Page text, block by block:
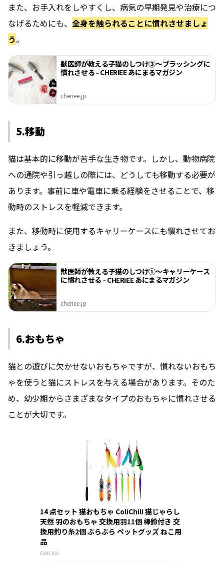
また、お手入れをしやすくし、病気の早期発見や治療につ
なげるためにも、 全身を触られることに慣れさせましょ
う。
獣医師が教える子猫のしつけ③〜ブラッシングに
慣れさせる - CHERIEE あにまるマガジン
cheriee.jp
5.移動
猫は基本的に移動が苦手な生き物です。しかし、動物病院
への通院や引っ越しの際には、どうしても移動する必要が
あります。事前に車や電車に乗る経験をさせることで、移
動時のストレスを軽減できます。
また、移動時に使用するキャリーケースにも慣れさせてお
きましょう。
獣医師が教える子猫のしつけ①〜キャリーケース
に慣れさせる - CHERIEE あにまるマガジン
cheriee.jp
6.おもちゃ
猫との遊びに欠かせないおもちゃですが、慣れないおもち
ゃを使うと猫にストレスを与える場合があります。そのた
め、幼少期からさまざまなタイプのおもちゃに慣れさせる
ことが大切です。
14 点セット 猫おもちゃ ColiChili 猫じゃらし
天然 羽のおもちゃ 交換用羽11個 棒鈴付き 交
換用釣り糸2個 ぶらぶら ペットグッズ ねこ用
品
ColiChili